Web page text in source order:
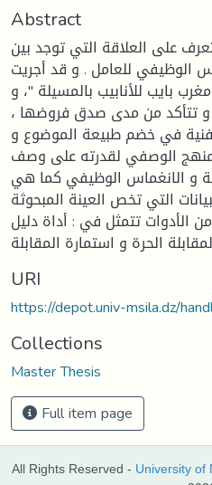
Abstract
على العلاقة التي توجد بين
الوظيفي للعامل . و قد أجريت
بايب للأنابيب بالمسيلة "، و
و تتأكد من مدى صدق فروضها ،
في خضم طبيعة الموضوع و
الوصفي لقدرته على وصف
و الانغماس الوظيفي كما هي
التي تخص العينة المبحوثة
الأدوات تتمثل في : أداة دليل
الحرة و استمارة المقابلة
URI
https://depot.univ-msila.dz/
Collections
Master Thesis
Full item page
All Rights Reserved - University of